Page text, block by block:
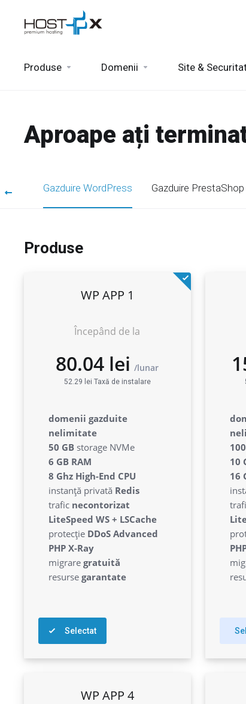
Produse Domenii Site &
Aproape ați
Gazduire WordPress Gazduire PrestaShop
Produse
WP APP 1
Începând de la
52.29 lei Taxă de instalare
domenii gazduite
nelimitate
50 GB storage NVMe
6 GB RAM
8 Ghz High-End CPU
instanță privată Redis
trafic necontorizat
LiteSpeed WS + LSCache
protecție DDoS Advanced
PHP X-Ray
migraregratuită
resursegarantate
Selectat
10
16
WP APP 4